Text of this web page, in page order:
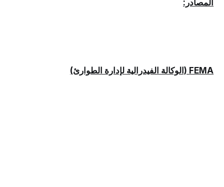
المصادر:
FEMA (الوكالة الفيدرالية لإدارة الطوارئ)